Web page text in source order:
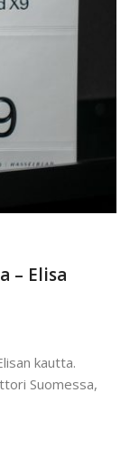
– Elisa
kautta.
Suomessa,